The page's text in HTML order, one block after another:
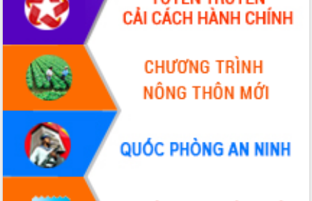
Khởi động Dự án Đầu tư xây dựng hạ
tầng kỹ thuật Cụm công nghiệp Tân
Gặp mặt các cơ quan báo chí nhân Kỷ
niệm 101 năm Ngày Báo chí Cách
mạng Việt Nam
Đắk Lắk sơ kết 4 năm triển khai thực
hiện Đề án 06 của Chính phủ
Họp báo thông tin về Hội nghị Công bố
Quy hoạch và Xúc tiến đầu tư tỉnh Đắk
Lắk
Khơi thông điểm nghẽn, đẩy nhanh
giải ngân vốn khắc phục thiên tai